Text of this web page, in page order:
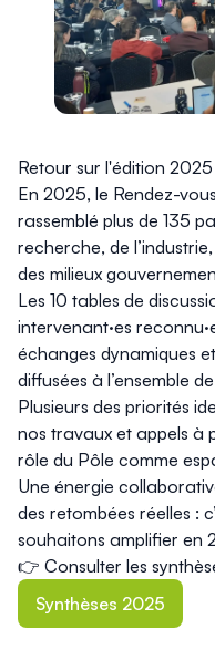
Retour sur l'édition 2025
En 2025, le Rendez-
rassemblé plus de 135
recherche, de
des milieux
Les 10 tables de
intervenant·es
échanges dynamiques
diffusées à l’ensemble
Plusieurs des priorités
nos travaux et appels à
rôle du Pôle comme
Une énergie
des retombées réelles :
souhaitons amplifier en
👉 Consulter les
Synthèses 2025